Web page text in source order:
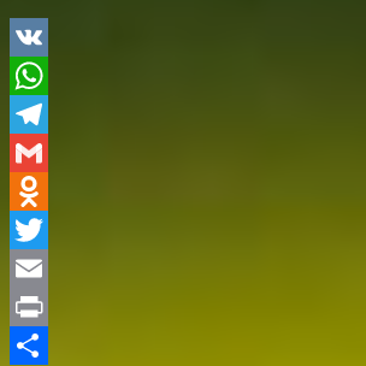
VK
WhatsApp
Telegram
Gmail
Odnoklassniki
Twitter
Email
Print